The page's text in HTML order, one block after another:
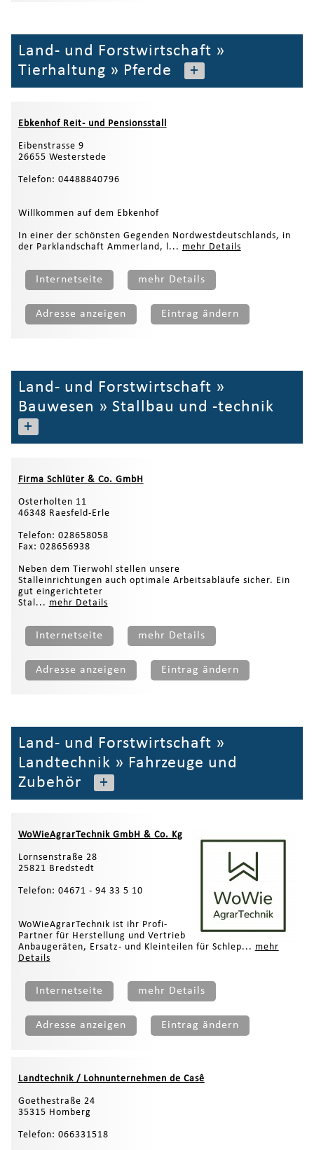
Land- und Forstwirtschaft »
Tierhaltung » Pferde +
Ebkenhof Reit- und Pensionsstall
Eibenstrasse 9
26655 Westerstede
Telefon: 04488840796
Willkommen auf dem Ebkenhof
In einer der schönsten Gegenden Nordwestdeutschlands, in
der Parklandschaft Ammerland, l... mehr Details
Internetseite mehr Details
Adresse anzeigen Eintrag ändern
Land- und Forstwirtschaft »
Bauwesen » Stallbau und -technik
+
Firma Schlüter & Co. GmbH
Osterholten 11
46348 Raesfeld-Erle
Telefon: 028658058
Fax: 028656938
Neben dem Tierwohl stellen unsere
Stalleinrichtungen auch optimale Arbeitsabläufe sicher. Ein
gut eingerichteter
Stal... mehr Details
Internetseite mehr Details
Adresse anzeigen Eintrag ändern
Land- und Forstwirtschaft »
Landtechnik » Fahrzeuge und
Zubehör
+
WoWieAgrarTechnik GmbH & Co. Kg
Lornsenstraße 28
25821 Bredstedt
Telefon: 04671 - 94 33 5 10
WoWieAgrarTechnik ist ihr Profi-
Partner für Herstellung und Vertrieb
Anbaugeräten, Ersatz- und Kleinteilen für Schlep... mehr
Details
Internetseite mehr Details
Adresse anzeigen Eintrag ändern
Landtechnik / Lohnunternehmen de Casê
Goethestraße 24
35315 Homberg
Telefon: 066331518